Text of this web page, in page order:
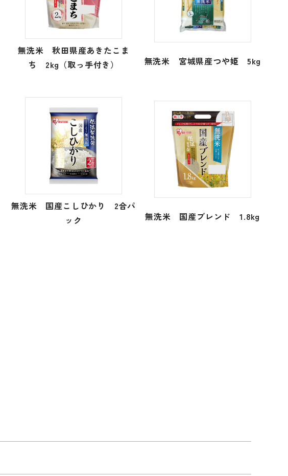
無洗米 秋田県産あきたこま
ち 2kg（取っ手付き）
無洗米 宮城県産つや姫 5kg
無洗米 国産こしひかり 2合パ
ック
無洗米 国産ブレンド 1.8kg